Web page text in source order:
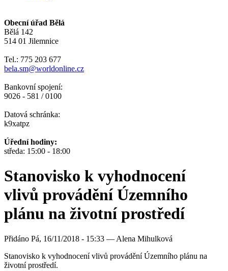
Obecní úřad Bělá
Bělá 142
514 01 Jilemnice
Tel.: 775 203 677
bela.sm@worldonline.cz
Bankovní spojení:
9026 - 581 / 0100
Datová schránka:
k9xatpz
Úřední hodiny:
středa: 15:00 - 18:00
Stanovisko k vyhodnocení
vlivů provádění Územního
plánu na životní prostředí
Přidáno Pá, 16/11/2018 - 15:33 — Alena Mihulková
Stanovisko k vyhodnocení vlivů provádění Územního plánu na
životní prostředí.